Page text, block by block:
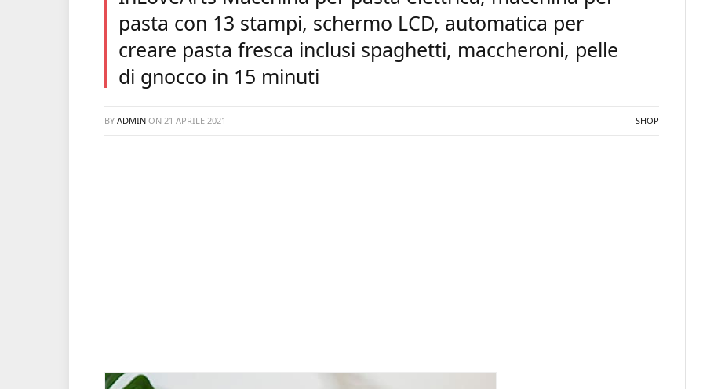
pasta con 13 stampi, schermo LCD, automatica per
creare pasta fresca inclusi spaghetti, maccheroni, pelle
di gnocco in 15 minuti
BY ADMIN ON 21 APRILE 2021 SHOP